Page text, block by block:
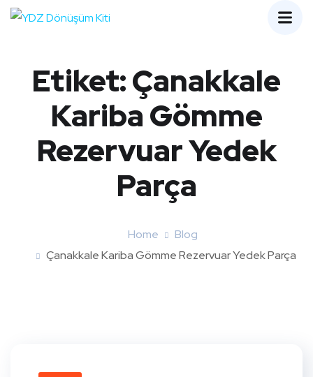
Etiket:Çanakkale
Kariba Gömme
Rezervuar Yedek
Parça
Home
Blog
Çanakkale Kariba Gömme Rezervuar Yedek Parça